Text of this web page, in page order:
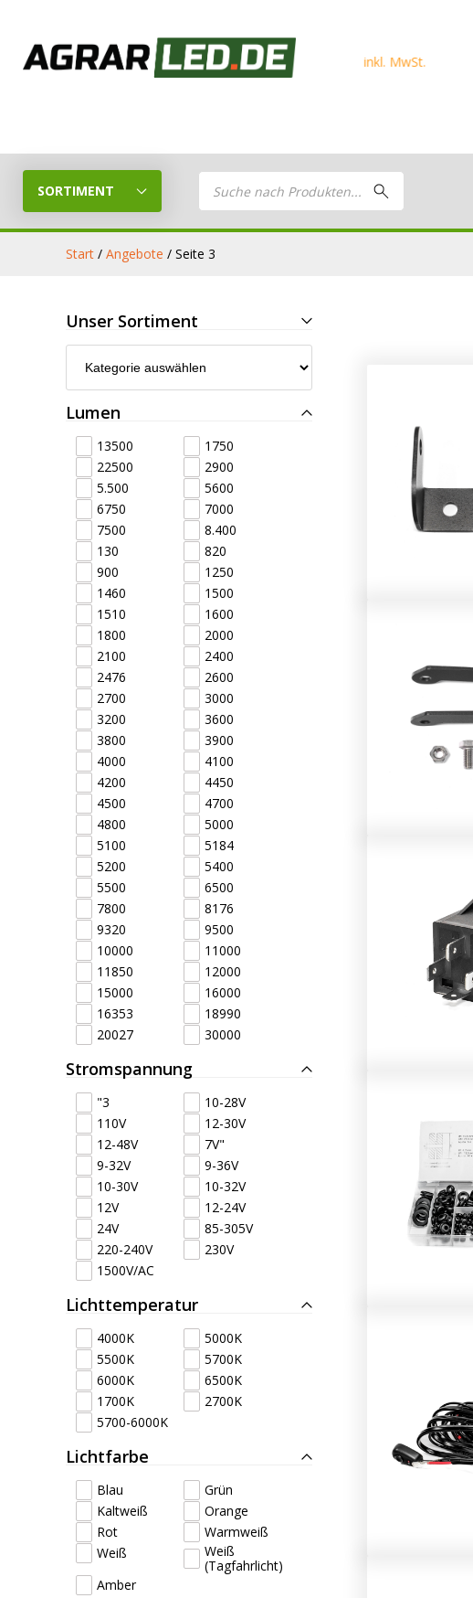
SORTIMENT
Products
search
LED Planer
LED
Arbeitsscheinwerfer
LED Rückleuchten
LED
Hauptscheinwerfer
LED Blitzer und
Rundumleuchten
Begrenzungsleuchte
Positionsleuchten:
Sicherheit in allen
Bereichen
LED Hallenstrahler &
LED Röhren
Düsenbeleuchtung
Vorteilsverpackunge
Sonstiges
Start / Angebote / Seite 3
Unser Sortiment
Lumen
13500
1750
22500
2900
5.500
5600
6750
7000
7500
8.400
130
820
900
1250
1460
1500
1510
1600
1800
2000
2100
2400
2476
2600
2700
3000
3200
3600
3800
3900
4000
4100
4200
4450
4500
4700
4800
5000
5100
5184
5200
5400
5500
6500
7800
8176
9320
9500
10000
11000
11850
12000
15000
16000
16353
18990
20027
30000
Stromspannung
"3
10-28V
110V
12-30V
12-48V
7V"
9-32V
9-36V
10-30V
10-32V
12V
12-24V
24V
85-305V
220-240V
230V
1500V/AC
Lichttemperatur
4000K
5000K
5500K
5700K
6000K
6500K
1700K
2700K
5700-6000K
Lichtfarbe
Blau
Grün
Kaltweiß
Orange
Rot
Warmweiß
Weiß
Weiß
(Tagfahrlicht)
Amber